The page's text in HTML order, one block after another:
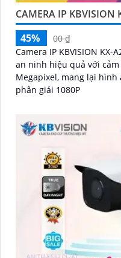
CAMERA IP KBVISION
45%
00 ₫
Camera IP KBVISION
an ninh hiệu quả với cảm
Megapixel, mang lại
phân giải 1080P